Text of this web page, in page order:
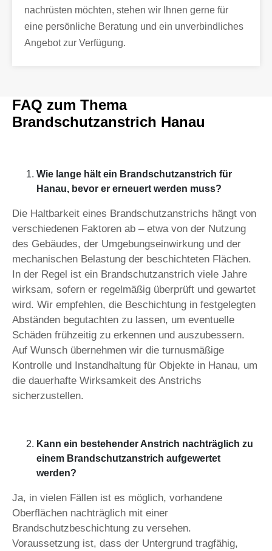
nachrüsten möchten, stehen wir Ihnen gerne für
eine persönliche Beratung und ein unverbindliches
Angebot zur Verfügung.
FAQ zum Thema
Brandschutzanstrich Hanau
Wie lange hält ein Brandschutzanstrich für
Hanau, bevor er erneuert werden muss?
Die Haltbarkeit eines Brandschutzanstrichs hängt von
verschiedenen Faktoren ab – etwa von der Nutzung
des Gebäudes, der Umgebungseinwirkung und der
mechanischen Belastung der beschichteten Flächen.
In der Regel ist ein Brandschutzanstrich viele Jahre
wirksam, sofern er regelmäßig überprüft und gewartet
wird. Wir empfehlen, die Beschichtung in festgelegten
Abständen begutachten zu lassen, um eventuelle
Schäden frühzeitig zu erkennen und auszubessern.
Auf Wunsch übernehmen wir die turnusmäßige
Kontrolle und Instandhaltung für Objekte in Hanau, um
die dauerhafte Wirksamkeit des Anstrichs
sicherzustellen.
Kann ein bestehender Anstrich nachträglich zu
einem Brandschutzanstrich aufgewertet
werden?
Ja, in vielen Fällen ist es möglich, vorhandene
Oberflächen nachträglich mit einer
Brandschutzbeschichtung zu versehen.
Voraussetzung ist, dass der Untergrund tragfähig,